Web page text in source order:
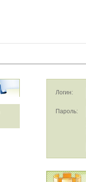
Логин:
Пароль: